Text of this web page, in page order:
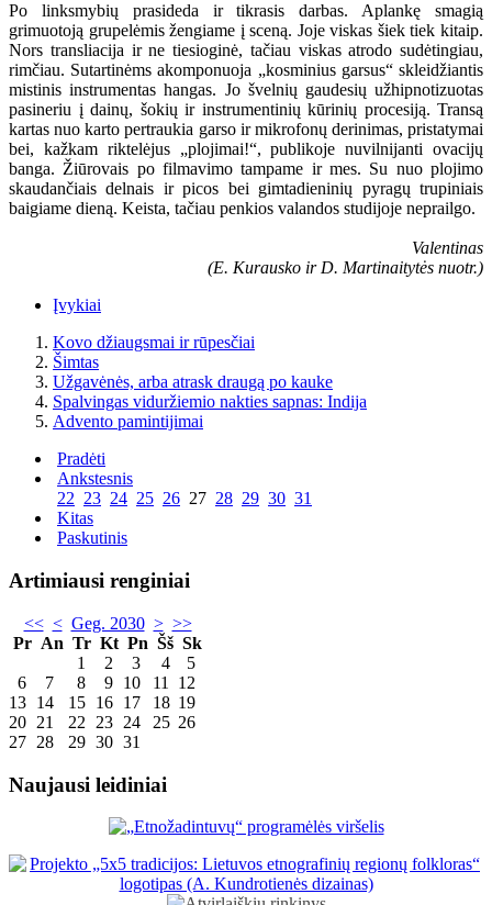
Po linksmybių prasideda ir tikrasis darbas. Aplankę smagią
grimuotoją grupelėmis žengiame į sceną. Joje viskas šiek tiek kitaip.
Nors transliacija ir ne tiesioginė, tačiau viskas atrodo sudėtingiau,
rimčiau. Sutartinėms akomponuoja „kosminius garsus“ skleidžiantis
mistinis instrumentas hangas. Jo švelnių gaudesių užhipnotizuotas
pasineriu į dainų, šokių ir instrumentinių kūrinių procesiją. Transą
kartas nuo karto pertraukia garso ir mikrofonų derinimas, pristatymai
bei, kažkam riktelėjus „plojimai!“, publikoje nuvilnijanti ovacijų
banga. Žiūrovais po filmavimo tampame ir mes. Su nuo plojimo
skaudančiais delnais ir picos bei gimtadieninių pyragų trupiniais
baigiame dieną. Keista, tačiau penkios valandos studijoje neprailgo.
Valentinas
(E. Kurausko ir D. Martinaitytės nuotr.)
Įvykiai
Kovo džiaugsmai ir rūpesčiai
Šimtas
Užgavėnės, arba atrask draugą po kauke
Spalvingas viduržiemio nakties sapnas: Indija
Advento pamintijimai
Pradėti
Ankstesnis
22 23 24 25 26 27 28 29 30 31
Kitas
Paskutinis
Artimiausi renginiai
<< < Geg. 2030 > >>
Pr An Tr Kt Pn Šš Sk
1
2 3 4
5
6
7 8 9 10 11
12
13 14 15 16 17 18 19
20 21 22 23 24 25 26
27 28 29 30 31
Naujausi leidiniai